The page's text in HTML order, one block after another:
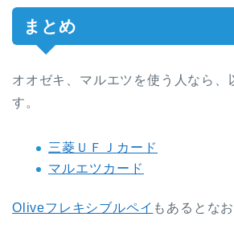
まとめ
オオゼキ、マルエツを使う人なら、
す。
三菱ＵＦＪカード
マルエツカード
Oliveフレキシブルペイ もあるとな